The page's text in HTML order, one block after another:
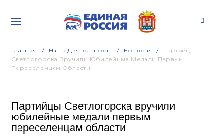
Главная Наша Деятельность Новости
Партийцы
Светлогорска Вручили Юбилейные Медали Первым
Переселенцам Области
Партийцы Светлогорска вручили
юбилейные медали первым
переселенцам области